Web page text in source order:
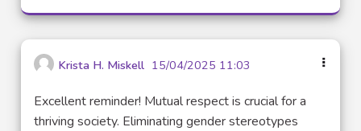
Krista H. Miskell 15/04/2025 11:03
Excellent reminder! Mutual respect is crucial for a
thriving society. Eliminating gender stereotypes